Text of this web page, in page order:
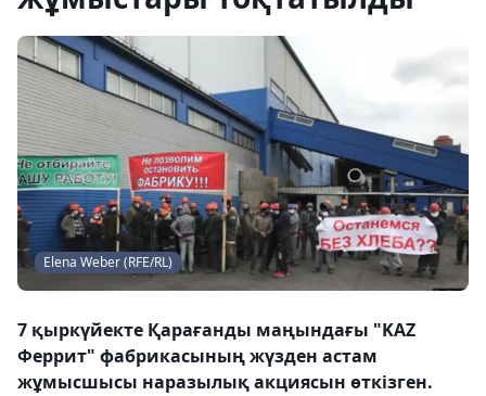
Elena Weber (RFE/RL)
7 қыркүйекте Қарағанды маңындағы "KAZ
Феррит" фабрикасының жүзден астам
жұмысшысы наразылық акциясын өткізген.